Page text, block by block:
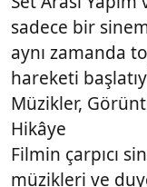
sadece bir
aynı zamanda
hareketi
Müzikler,
Hikâye
Filmin çarpıcı
müzikleri ve